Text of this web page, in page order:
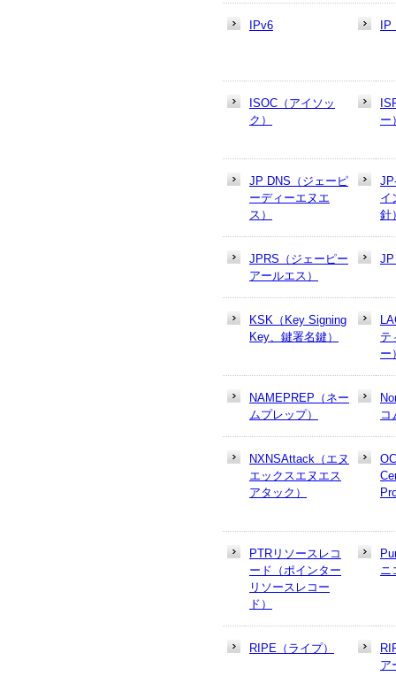
IPv6
ISOC（アイソッ
ク）
ー
JP DNS（ジェーピ
ーディーエヌエ
ス）
イ
針
JPRS（ジェーピー
アールエス）
JP
KSK（Key Signing
Key、鍵署名鍵）
テ
ー
NAMEPREP（ネー
ムプレップ）
コ
NXNSAttack（エヌ
エックスエヌエス
アタック）
PTRリソースレコ
ード（ポインター
リソースレコー
ド）
ニ
RIPE（ライプ）
ア